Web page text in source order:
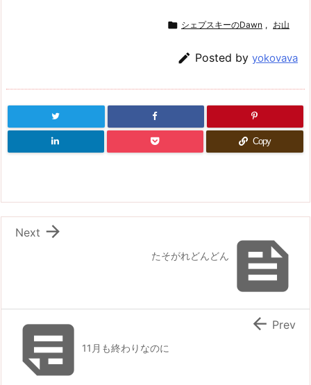
 シェプスキーのDawn , お山
 Posted by yokovava
Copy

たそがれどんどん

Next
11月も終わりなのに
 Prev